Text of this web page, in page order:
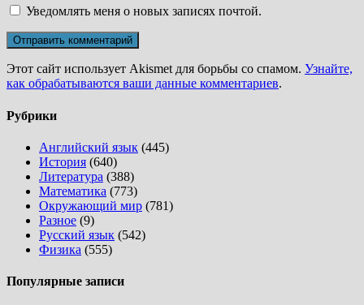
Уведомлять меня о новых записях почтой.
Этот сайт использует Akismet для борьбы со спамом. Узнайте,
как обрабатываются ваши данные комментариев.
Рубрики
Английский язык (445)
История (640)
Литература (388)
Математика (773)
Окружающий мир (781)
Разное (9)
Русский язык (542)
Физика (555)
Популярные записи